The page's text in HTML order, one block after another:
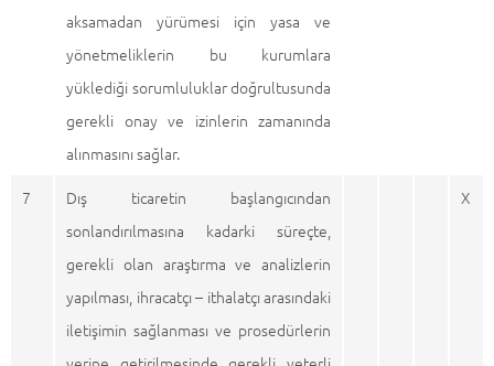
aksamadan yürümesi için yasa ve
yönetmeliklerin bu kurumlara
yüklediği sorumluluklar doğrultusunda
gerekli onay ve izinlerin zamanında
alınmasını sağlar.
7
Dış ticaretin başlangıcından
sonlandırılmasına kadarki süreçte,
gerekli olan araştırma ve analizlerin
yapılması, ihracatçı – ithalatçı arasındaki
iletişimin sağlanması ve prosedürlerin
X